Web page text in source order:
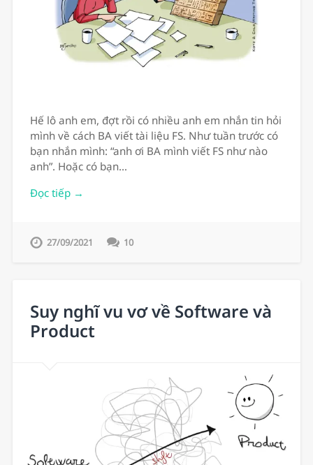
Hế lô anh em, đợt rồi có nhiều anh em nhắn tin hỏi
mình về cách BA viết tài liệu FS. Như tuần trước có
bạn nhắn mình: “anh ơi BA mình viết FS như nào
anh”. Hoặc có bạn…
Đọc tiếp →
27/09/2021 10
Suy nghĩ vu vơ về Software và
Product